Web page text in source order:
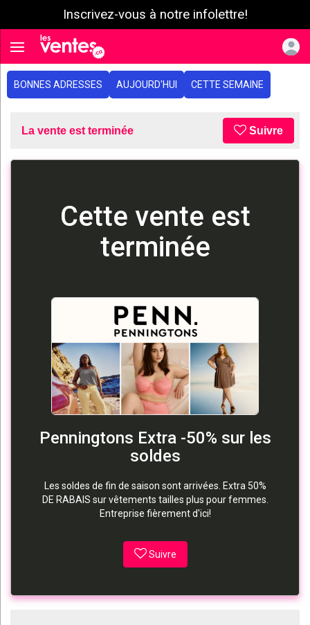
Inscrivez-vous à notre infolettre!
Toggle navigation
BONNES ADRESSES AUJOURD'HUI CETTE SEMAINE
La vente est terminée Suivre
Cette vente est
terminée
Penningtons Extra -50% sur les
soldes
Les soldes de fin de saison sont arrivées. Extra 50%
DE RABAIS sur vêtements tailles plus pour femmes.
Entreprise fièrement d'ici!
Suivre